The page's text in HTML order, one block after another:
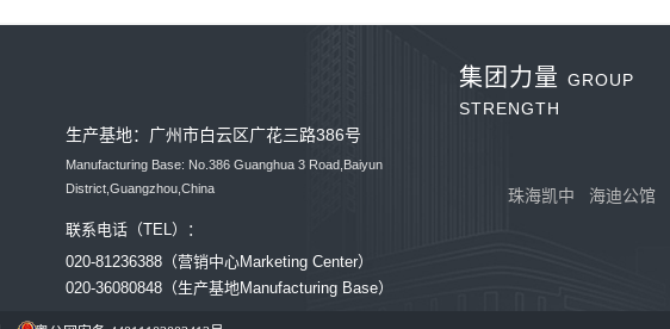
生产基地：广州市白云区广花三路386号
Manufacturing Base: No.386 Guanghua 3 Road,Baiyun
District,Guangzhou,China
联系电话（TEL）：
020-81236388（营销中心Marketing Center）
020-36080848（生产基地Manufacturing Base）
集团力量 GROUP
STRENGTH
海迪公馆
珠海凯中